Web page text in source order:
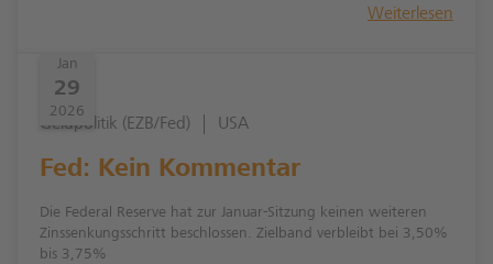
Weiterlesen
Jan
29
2026
Geldpolitik (EZB/Fed) USA
Fed: Kein Kommentar
Die Federal Reserve hat zur Januar-Sitzung keinen weiteren
Zinssenkungsschritt beschlossen. Zielband verbleibt bei 3,50%
bis 3,75%